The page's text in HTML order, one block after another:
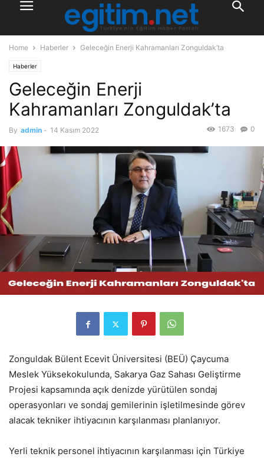
Home Haberler Geleceğin Enerji Kahramanları Zonguldak’ta
Haberler
Geleceğin Enerji
Kahramanları Zonguldak’ta
By admin - 14 Kasım 2022 0
1673
Zonguldak Bülent Ecevit Üniversitesi (BEÜ) Çaycuma
Meslek Yüksekokulunda, Sakarya Gaz Sahası Geliştirme
Projesi kapsamında açık denizde yürütülen sondaj
operasyonları ve sondaj gemilerinin işletilmesinde görev
alacak tekniker ihtiyacının karşılanması planlanıyor.
Yerli teknik personel ihtiyacının karşılanması için Türkiye